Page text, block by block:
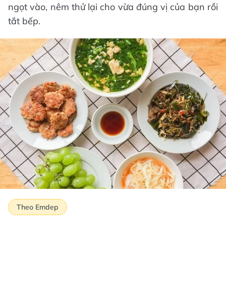
ngọt vào, nêm thử lại cho vừa đúng vị của bạn rồi
tắt bếp.
Theo Emdep